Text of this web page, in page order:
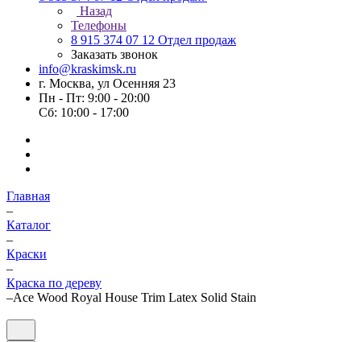
Назад
Телефоны
8 915 374 07 12 Отдел продаж
Заказать звонок
info@kraskimsk.ru
г. Москва, ул Осенняя 23
Пн - Пт: 9:00 - 20:00
Сб: 10:00 - 17:00
Главная
–
Каталог
–
Краски
–
Краска по дереву
–Ace Wood Royal House Trim Latex Solid Stain